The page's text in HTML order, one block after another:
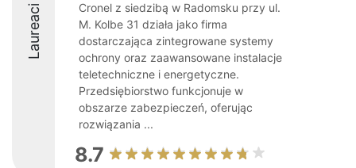
Laureaci
Cronel z siedzibą w Radomsku przy ul.
M. Kolbe 31 działa jako firma
dostarczająca zintegrowane systemy
ochrony oraz zaawansowane instalacje
teletechniczne i energetyczne.
Przedsiębiorstwo funkcjonuje w
obszarze zabezpieczeń, oferując
rozwiązania ...
8.7